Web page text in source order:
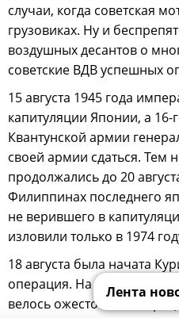
случаи, когда советская
грузовиках. Ну и
воздушных десантов о
советские ВДВ успешных
15 августа 1945 года
капитуляции Японии, а
Квантунской армии
своей армии сдаться. Тем
продолжались до 20
Филиппинах последнего
не верившего в
изловили только в 1974
18 августа была начата
операция. На самом
велось ожесточённое
Лента
Лента